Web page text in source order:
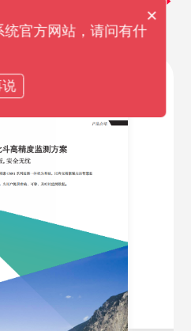
×
官方网站，请问有什
说